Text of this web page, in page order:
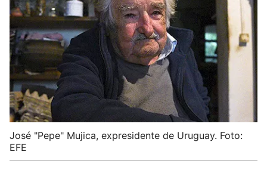
José "Pepe" Mujica, expresidente de Uruguay. Foto:
EFE